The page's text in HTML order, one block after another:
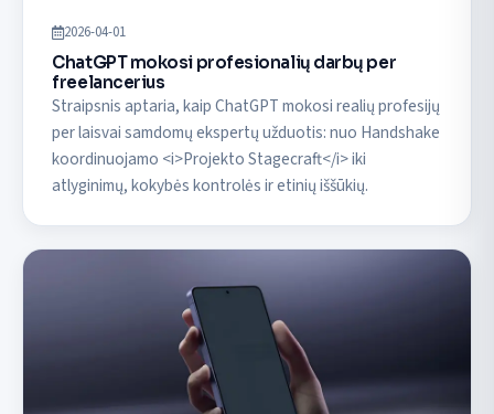
2026-04-01
ChatGPT mokosi profesionalių darbų per
freelancerius
Straipsnis aptaria, kaip ChatGPT mokosi realių profesijų
per laisvai samdomų ekspertų užduotis: nuo Handshake
koordinuojamo <i>Projekto Stagecraft</i> iki
atlyginimų, kokybės kontrolės ir etinių iššūkių.